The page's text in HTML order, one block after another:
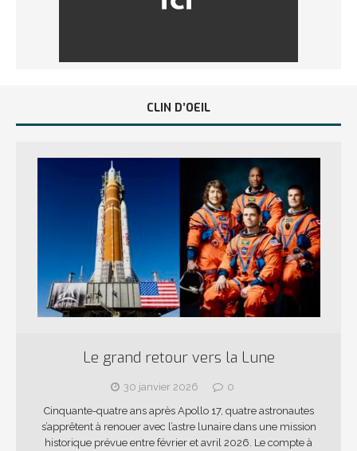
CLIN D’OEIL
Le grand retour vers la Lune
30 janvier 2026
0
Cinquante-quatre ans après Apollo 17, quatre astronautes
s’apprêtent à renouer avec l’astre lunaire dans une mission
historique prévue entre février et avril 2026. Le compte à